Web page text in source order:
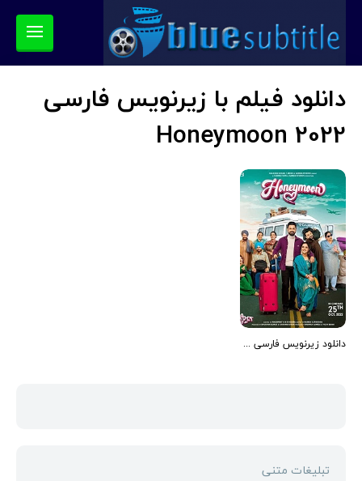
دانلود فیلم با زیرنویس فارسی
Honeymoon 2022
دانلود زیرنویس فارسی فیلم Honeymoon 2022
تبلیغات متنی